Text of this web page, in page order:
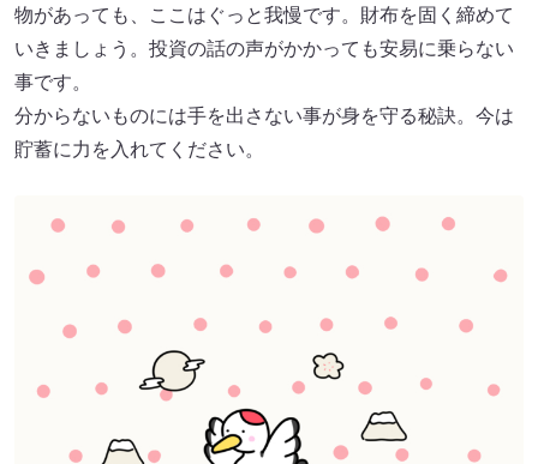
物があっても、ここはぐっと我慢です。財布を固く締めて
いきましょう。投資の話の声がかかっても安易に乗らない
事です。
分からないものには手を出さない事が身を守る秘訣。今は
貯蓄に力を入れてください。